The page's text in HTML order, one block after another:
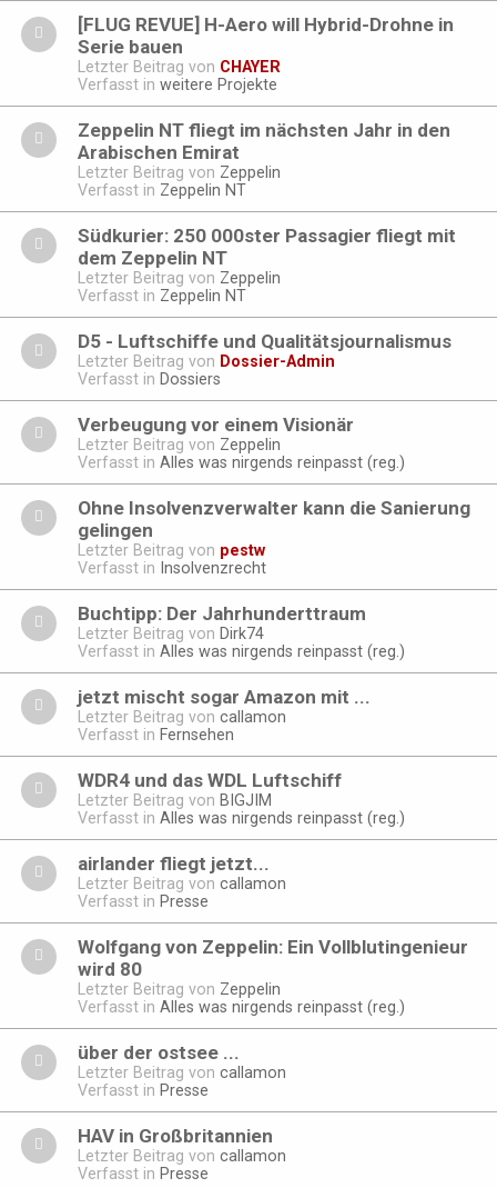
[FLUG REVUE] H-Aero will Hybrid-Drohne in
Serie bauen
Letzter Beitrag von CHAYER
Verfasst in weitere Projekte
Zeppelin NT fliegt im nächsten Jahr in den
Arabischen Emirat
Letzter Beitrag von Zeppelin
Verfasst in Zeppelin NT
Südkurier: 250 000ster Passagier fliegt mit
dem Zeppelin NT
Letzter Beitrag von Zeppelin
Verfasst in Zeppelin NT
D5 - Luftschiffe und Qualitätsjournalismus
Letzter Beitrag von Dossier-Admin
Verfasst in Dossiers
Verbeugung vor einem Visionär
Letzter Beitrag von Zeppelin
Verfasst in Alles was nirgends reinpasst (reg.)
Ohne Insolvenzverwalter kann die Sanierung
gelingen
Letzter Beitrag von pestw
Verfasst in Insolvenzrecht
Buchtipp: Der Jahrhunderttraum
Letzter Beitrag von Dirk74
Verfasst in Alles was nirgends reinpasst (reg.)
jetzt mischt sogar Amazon mit ...
Letzter Beitrag von callamon
Verfasst in Fernsehen
WDR4 und das WDL Luftschiff
Letzter Beitrag von BIGJIM
Verfasst in Alles was nirgends reinpasst (reg.)
airlander fliegt jetzt...
Letzter Beitrag von callamon
Verfasst in Presse
Wolfgang von Zeppelin: Ein Vollblutingenieur
wird 80
Letzter Beitrag von Zeppelin
Verfasst in Alles was nirgends reinpasst (reg.)
über der ostsee ...
Letzter Beitrag von callamon
Verfasst in Presse
HAV in Großbritannien
Letzter Beitrag von callamon
Verfasst in Presse